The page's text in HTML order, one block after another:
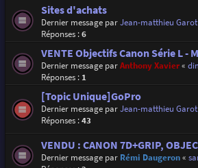
Sites d'achats
Dernier message parJean-matthieu Garot
Réponses :6
VENTE Objectifs Canon Série L -
Dernier message parAnthony Xavier«
Réponses : 1
[Topic Unique]GoPro
Dernier message parJean-matthieu Garot
Réponses :43
VENDU : CANON 7D+GRIP,
Dernier message par Rémi Daugeron«